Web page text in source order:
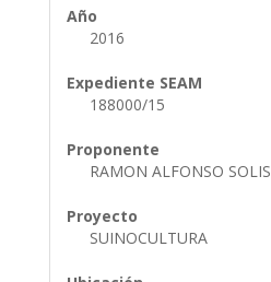
Año
2016
Expediente SEAM
188000/15
Proponente
RAMON ALFONSO SOLIS
Proyecto
SUINOCULTURA